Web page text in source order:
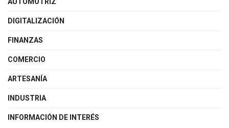
DIGITALIZACIÓN
FINANZAS
COMERCIO
ARTESANÍA
INDUSTRIA
INFORMACIÓN DE INTERÉS